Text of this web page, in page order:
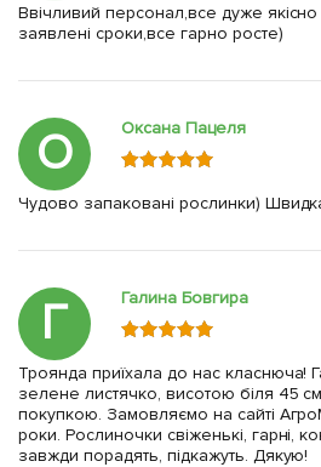
Ввічливий персонал,все дуже
заявлені сроки,все гарно росте)
О Оксана Пацеля
Чудово запаковані рослинки)
Г Галина Бовгира
Троянда приїхала до нас класнюча!
зелене листячко, висотою біля 45
покупкою. Замовляємо на сайті
роки. Рослиночки свіженькі, гарні,
завжди порадять, підкажуть. Дякую!